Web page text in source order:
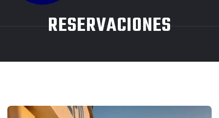
RESERVACIONES